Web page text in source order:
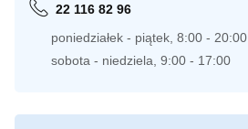
22 116 82 96
poniedziałek - piątek, 8:00 - 20:00
sobota - niedziela, 9:00 - 17:00